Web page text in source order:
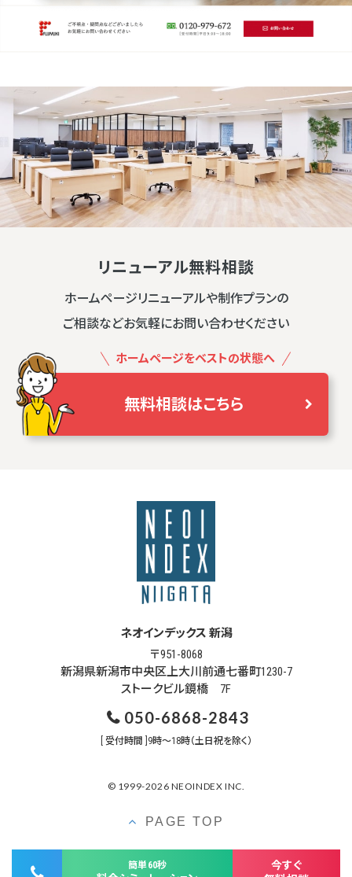
簡単60秒
今すぐ
リニューアル無料相談
ホームページリニューアルや制作プランの
ご相談などお気軽にお問い合わせください
ホームページをベストの状態へ
無料相談はこちら
ネオインデックス 新潟
〒951-8068
新潟県新潟市中央区上大川前通七番町1230-7
ストークビル鏡橋 7F
050-6868-2843
[ 受付時間 ]9時～18時（土日祝を除く）
© 1999-2026 NEOINDEX INC.
PAGE TOP